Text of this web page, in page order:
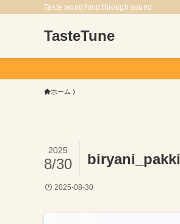
Taste world food through sound
TasteTune
ホーム
biryani_pakki
2025
8/30
2025-08-30